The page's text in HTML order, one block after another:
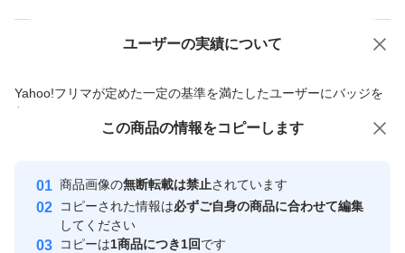
ユーザーの実績について
Yahoo!フリマが定めた一定の基準を満たしたユーザーにバッジを
付与しています
安心取引出品者
心・安全なユーザーです
取引実績
価格の相談 商品への質問
この商品の情報をコピーします
商品画像の無断転載は禁止されています
コピーされた情報は必ずご自身の商品に合わせて編集
してください
コピーは1商品につき1回です
この商品をみている人にオススメ